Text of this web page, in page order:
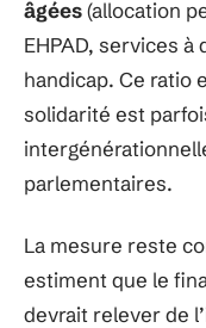
âgées(allocation
EHPAD, services à
handicap. Ce ratio
solidarité est
parlementaires.
La mesure reste
estiment que le
devrait relever de